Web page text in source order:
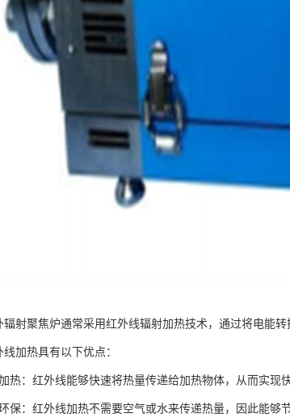
辐射聚焦炉通常采用红外线辐射加热技术，通过将电能
线加热具有以下优点：
热：红外线能够快速将热量传递给加热物体，从而实现快
保：红外线加热不需要空气或水来传递热量，因此能够